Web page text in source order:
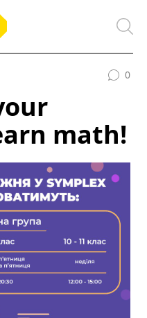
0
math!